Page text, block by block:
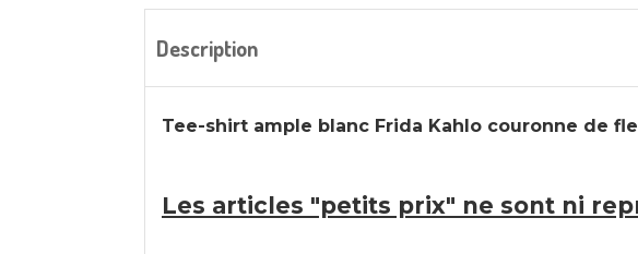
Description
Tee-shirt ample blanc Frida Kahlo couronne de
Les articles "petits prix" ne sont ni